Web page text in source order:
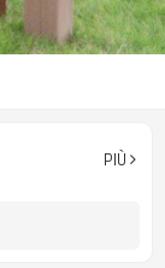
PIÙ